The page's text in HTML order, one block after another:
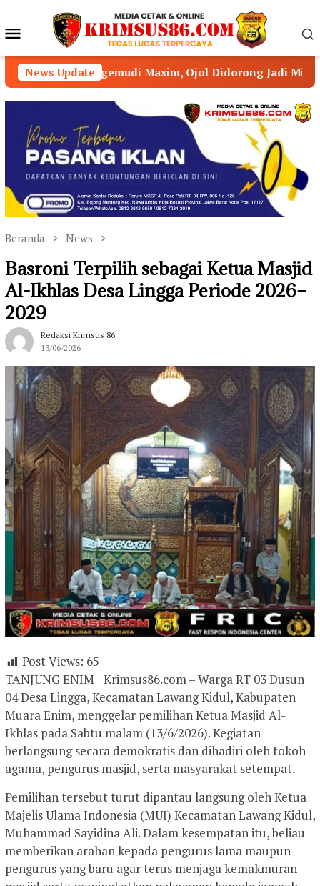
konten Menu
Mobile
News Update
Maxim, Ojol Didorong Jadi Mitra Strategis
Beranda News
Basroni Terpilih sebagai Ketua Masjid
Al-Ikhlas Desa Lingga Periode 2026–
2029
Redaksi Krimsus 86
13/06/2026
Post Views: 65
TANJUNG ENIM | Krimsus86.com – Warga RT 03 Dusun
04 Desa Lingga, Kecamatan Lawang Kidul, Kabupaten
Muara Enim, menggelar pemilihan Ketua Masjid Al-
Ikhlas pada Sabtu malam (13/6/2026). Kegiatan
berlangsung secara demokratis dan dihadiri oleh tokoh
agama, pengurus masjid, serta masyarakat setempat.
Pemilihan tersebut turut dipantau langsung oleh Ketua
Majelis Ulama Indonesia (MUI) Kecamatan Lawang Kidul,
Muhammad Sayidina Ali. Dalam kesempatan itu, beliau
memberikan arahan kepada pengurus lama maupun
pengurus yang baru agar terus menjaga kemakmuran